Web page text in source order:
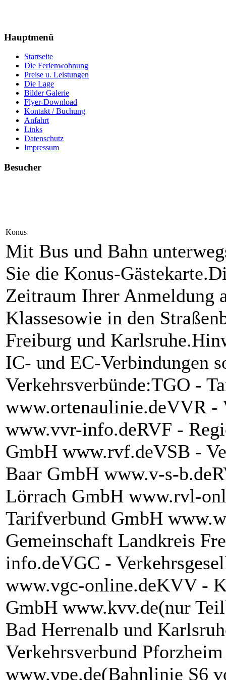
Hauptmenü
Startseite
Die Ferienwohnung
Preise u. Leistungen
Die Lage
Bilder Galerie
Flyer-Download
Kontakt / Buchung
Anfahrt
Links
Datenschutz
Impressum
Besucher
Konus
Mit Bus und Bahn
Sie die Konus-
Zeitraum Ihrer Anmeldung
Klassesowie in den
Freiburg und
IC- und EC-Verbindungen
Verkehrsverbünde:TGO -
www.ortenaulinie.deVVR -
www.vvr-info.deRVF -
GmbH www.rvf.deVSB -
Baar GmbH www.v-s-
Lörrach GmbH www.rvl-
Tarifverbund GmbH
Gemeinschaft Landkreis
info.deVGC -
www.vgc-online.deKVV -
GmbH www.kvv.de(nur
Bad Herrenalb und
Verkehrsverbund
www.vpe.de(Bahnlinie S6